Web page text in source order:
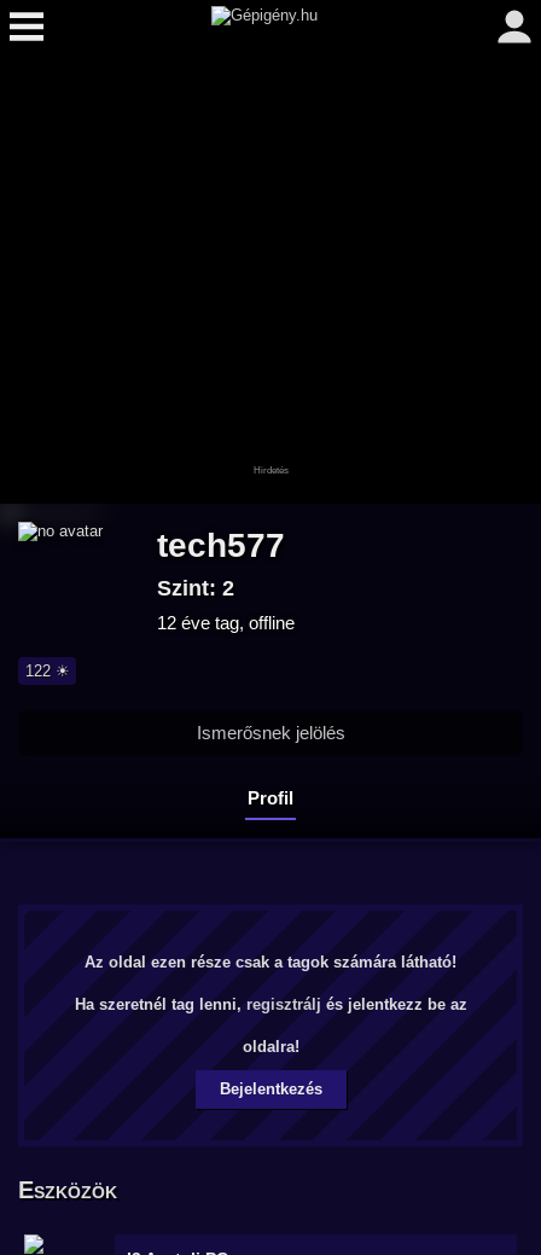
tech577
Szint: 2
12 éve tag, offline
122 ☀
Profil
Ismerősnek jelölés
Az oldal ezen része csak a tagok számára látható!
Ha szeretnél tag lenni, regisztrálj és jelentkezz be az
oldalra!
Bejelentkezés
Eszközök